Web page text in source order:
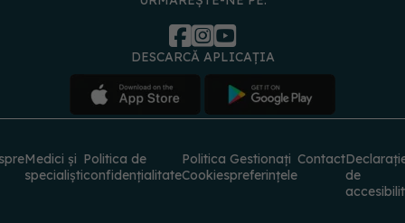
Medici și Politica de
Politica Gestionați Contact